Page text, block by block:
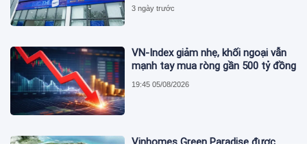
3 ngày trước
VN-Index giảm nhẹ, khối ngoại vẫn
mạnh tay mua ròng gần 500 tỷ đồng
19:45 05/08/2026
Vinhomes Green Paradise được